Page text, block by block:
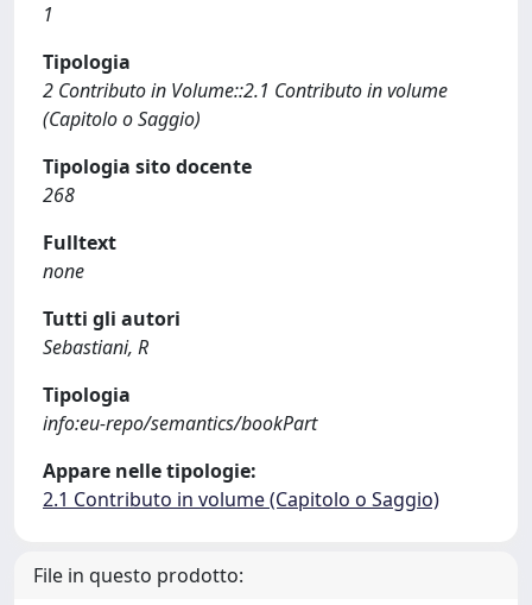
1
Tipologia
2 Contributo in Volume::2.1 Contributo in volume
(Capitolo o Saggio)
Tipologia sito docente
268
Fulltext
none
Tutti gli autori
Sebastiani, R
Tipologia
info:eu-repo/semantics/bookPart
Appare nelle tipologie:
2.1 Contributo in volume (Capitolo o Saggio)
File in questo prodotto: